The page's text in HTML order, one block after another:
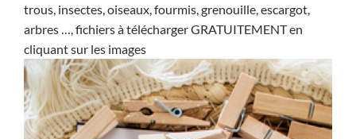
trous, insectes, oiseaux, fourmis, grenouille, escargot,
arbres …, fichiers à télécharger GRATUITEMENT en
cliquant sur les images